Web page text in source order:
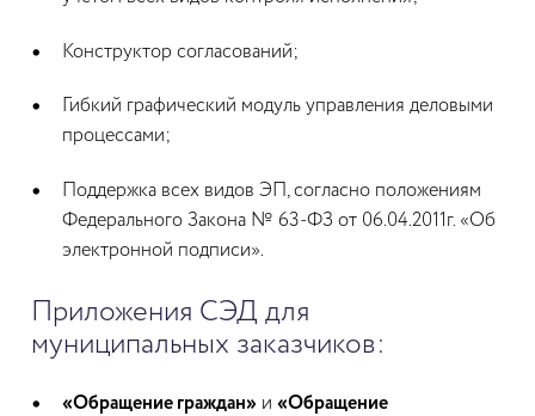
Конструктор согласований;
Гибкий графический модуль управления деловыми
процессами;
Поддержка всех видов ЭП, согласно положениям
Федерального Закона № 63-ФЗ от 06.04.2011г. «Об
электронной подписи».
Приложения СЭД для
муниципальных заказчиков:
«Обращение граждан» и «Обращение